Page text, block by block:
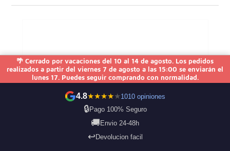
🌴 Cerrado por vacaciones del 10 al 14 de agosto. Los pedidos
realizados a partir del viernes 7 de agosto a las 15:00 se enviarán el
lunes 17. Puedes seguir comprando con normalidad.
4.8★★★★★1010 opiniones
🔒Pago 100% Seguro
🚚 Envio 24-48h
↩️ Devolucion facil